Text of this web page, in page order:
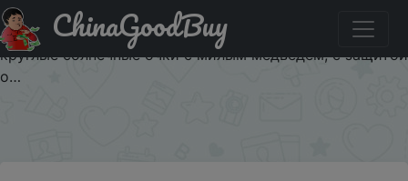
Знижка на Солнцезащитные очки без оправы UV400
для девочек и мальчиков, милые Мультяшные ретро
круглые солнечные очки с милым медведем, с защитой
о…
ChinaGoodBuy